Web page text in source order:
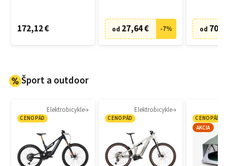
172,12 € od 27,64 € -7% od
Šport a outdoor
Elektrobicykle
CENOPÁD
Elektrobicykle
CENOPÁD
CENOPÁD
AKCIA